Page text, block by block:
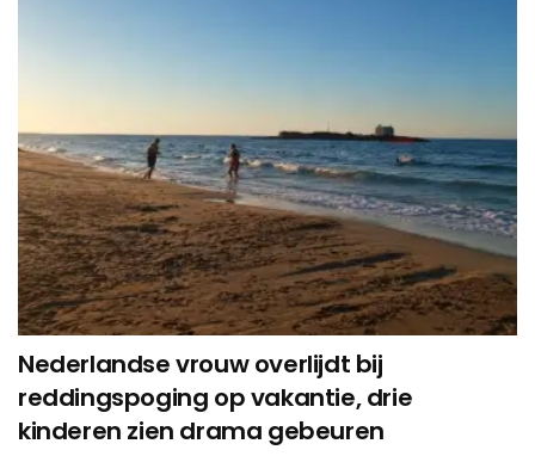
Nederlandse vrouw overlijdt bij
reddingspoging op vakantie, drie
kinderen zien drama gebeuren